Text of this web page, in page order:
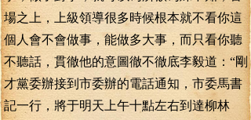
場之上，上級領導很多時候根本就不看你這
個人會不會做事，能做多大事，而只看你聽
不聽話，貫徹他的意圖徹不徹底李毅道：“剛
才黨委辦接到市委辦的電話通知，市委馬書
記一行，將于明天上午十點左右到達柳林